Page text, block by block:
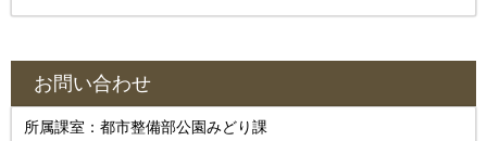
お問い合わせ
所属課室：都市整備部公園みどり課